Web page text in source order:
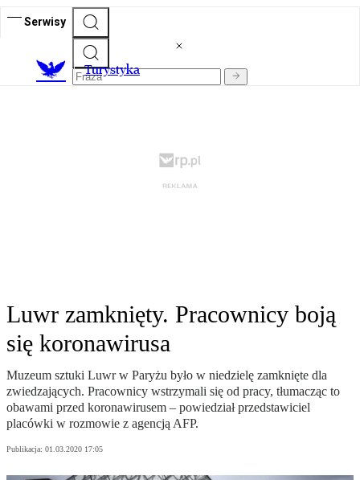
Serwisy
Turystyka
Luwr zamknięty. Pracownicy boją
się koronawirusa
Muzeum sztuki Luwr w Paryżu było w niedzielę zamknięte dla
zwiedzających. Pracownicy wstrzymali się od pracy, tłumacząc to
obawami przed koronawirusem – powiedział przedstawiciel
placówki w rozmowie z agencją AFP.
Publikacja: 01.03.2020 17:05